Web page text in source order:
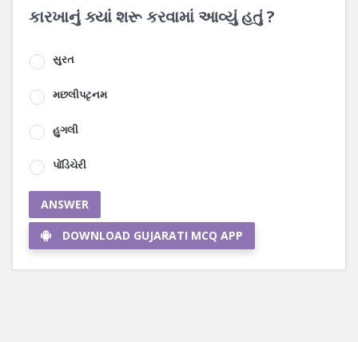
કારખાનું ક્યાં શરૂ કરવામાં આવ્યું હતું ?
સુરત
મછલીપટૃનમ
હુગલી
પોંડિચેરી
ANSWER
DOWNLOAD GUJARATI MCQ APP